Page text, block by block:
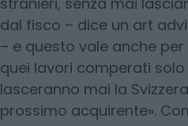
proprietàe sulla
hanno effetto retroattivo
«Molte opere vengono
stranieri, senza mai
dal fisco – dice un art
– e questo vale anche